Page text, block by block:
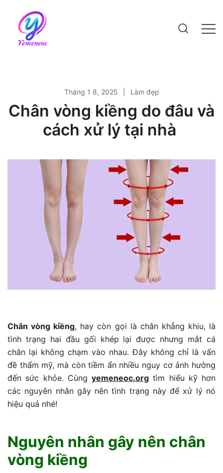
content
Tháng 1 8, 2025 Làm đẹp
Chân vòng kiềng do đâu và
cách xử lý tại nhà
Chân vòng kiềng, hay còn gọi là chân khẳng khiu, là
tình trạng hai đầu gối khép lại được nhưng mắt cá
chân lại không chạm vào nhau. Đây không chỉ là vấn
đề thẩm mỹ, mà còn tiềm ẩn nhiều nguy cơ ảnh hưởng
đến sức khỏe. Cùng yemeneoc.org tìm hiểu kỹ hơn
các nguyên nhân gây nên tình trạng này để xử lý nó
hiệu quả nhé!
Nguyên nhân gây nên chân
vòng kiềng